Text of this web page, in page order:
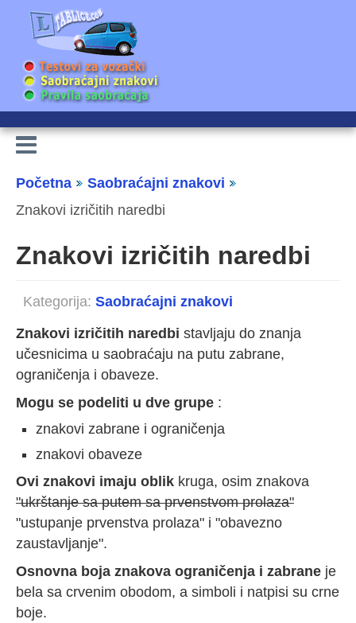
Početna
Saobraćajni znakovi
Znakovi izričitih naredbi
Znakovi izričitih naredbi
Kategorija: Saobraćajni znakovi
Znakovi izričitih naredbi stavljaju do znanja
učesnicima u saobraćaju na putu zabrane,
ograničenja i obaveze.
Mogu se podeliti u dve grupe :
znakovi zabrane i ograničenja
znakovi obaveze
Ovi znakovi imaju oblik kruga, osim znakova
"ukrštanje sa putem sa prvenstvom prolaza"
"ustupanje prvenstva prolaza" i "obavezno
zaustavljanje".
Osnovna boja znakova ograničenja i zabrane je
bela sa crvenim obodom, a simboli i natpisi su crne
boje.